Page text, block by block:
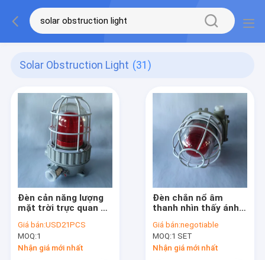
Solar Obstruction Light (31)
Đèn cản năng lượng
mặt trời trực quan có
120 Decibel
Giá bán:USD21PCS
MOQ:1
Nhận giá mới nhất
Đèn chắn nổ âm
thanh nhìn thấy ánh
90db cho khu vực
nguy hiểm
Giá bán:negotiable
MOQ:1 SET
Nhận giá mới nhất